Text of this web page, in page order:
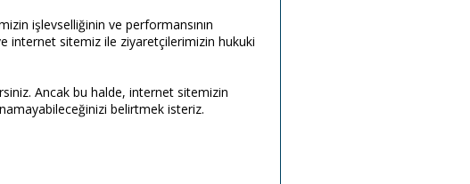
işlevselliğinin ve performansının
internet sitemiz ile ziyaretçilerimizin hukuki
Ancak bu halde, internet sitemizin
belirtmek isteriz.